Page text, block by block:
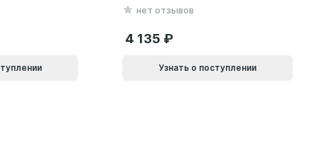
нет отзывов
4 135
Узнать о поступлении